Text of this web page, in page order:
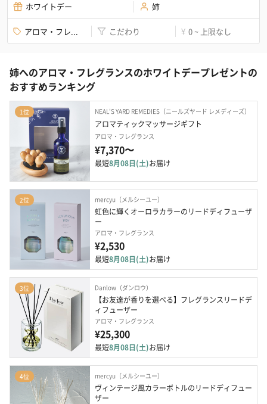
ホワイトデー 姉
アロマ・フレ... こだわり ¥ 0 ~ 上限なし
姉へのアロマ・フレグランスのホワイトデープレゼントの
おすすめランキング
1位 NEAL'S YARD REMEDIES（ニールズヤード レメディーズ）
アロマティックマッサージギフト
アロマ・フレグランス
¥7,370〜
最短8月08日(土)お届け
2位 mercyu（メルシーユー）
虹色に輝くオーロラカラーのリードディフューザ
ー
アロマ・フレグランス
¥2,530
最短8月08日(土)お届け
3位 Danlow（ダンロウ）
【お友達が香りを選べる】フレグランスリードデ
ィフューザー
アロマ・フレグランス
¥25,300
最短8月08日(土)お届け
4位 mercyu（メルシーユー）
ヴィンテージ風カラーボトルのリードディフュー
ザー